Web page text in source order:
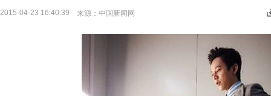
2015-04-23 16:40:39 来源： 中国新闻网